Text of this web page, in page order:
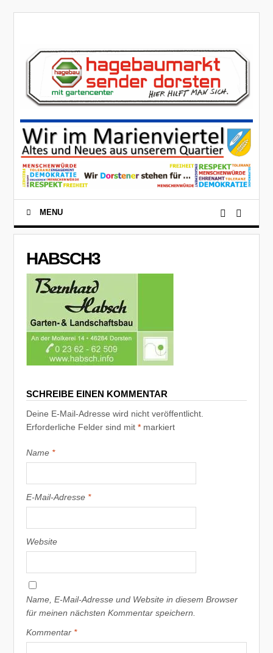
MENU
HABSCH3
SCHREIBE EINEN KOMMENTAR
Deine E-Mail-Adresse wird nicht veröffentlicht.
Erforderliche Felder sind mit* markiert
Name *
E-Mail-Adresse *
Website
Name, E-Mail-Adresse und Website in diesem Browser
für meinen nächsten Kommentar speichern.
Kommentar *